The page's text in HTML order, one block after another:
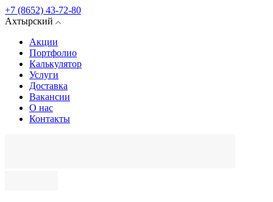
+7 (8652) 43-72-80
Ахтырский
Акции
Портфолио
Калькулятор
Услуги
Доставка
Вакансии
О нас
Контакты